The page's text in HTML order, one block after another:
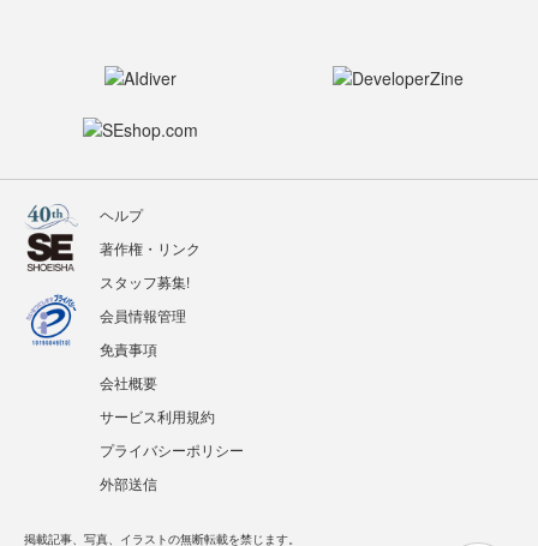
ヘルプ
著作権・リンク
スタッフ募集!
会員情報管理
免責事項
会社概要
サービス利用規約
プライバシーポリシー
外部送信
掲載記事、写真、イラストの無断転載を禁じます。